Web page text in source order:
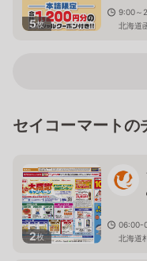
5枚
9:00～
北海道
セイコーマートの
2枚
06:00-
北海道